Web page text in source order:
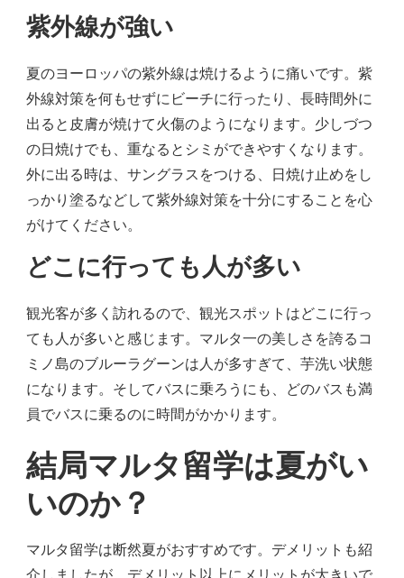
紫外線が強い
夏のヨーロッパの紫外線は焼けるように痛いです。紫
外線対策を何もせずにビーチに行ったり、長時間外に
出ると皮膚が焼けて火傷のようになります。少しづつ
の日焼けでも、重なるとシミができやすくなります。
外に出る時は、サングラスをつける、日焼け止めをし
っかり塗るなどして紫外線対策を十分にすることを心
がけてください。
どこに行っても人が多い
観光客が多く訪れるので、観光スポットはどこに行っ
ても人が多いと感じます。マルタ一の美しさを誇るコ
ミノ島のブルーラグーンは人が多すぎて、芋洗い状態
になります。そしてバスに乗ろうにも、どのバスも満
員でバスに乗るのに時間がかかります。
結局マルタ留学は夏がい
いのか？
マルタ留学は断然夏がおすすめです。デメリットも紹